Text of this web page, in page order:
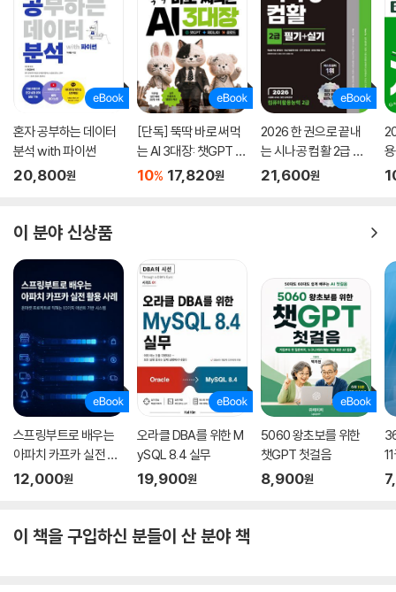
혼자 공부하는 데이터
분석 with 파이썬
20,800원
[단독] 뚝딱 바로 써먹
는 AI 3대장: 챗GPT ·
제미나이 · 클로드
10% 17,820원
2026 한 권으로 끝내
는 시나공 컴활 2급 필
기+실기
21,600원
이 분야 신상품
스프링부트로 배우는
아파치 카프카 실전 활
용 사례
12,000원
오라클 DBA를 위한 M
ySQL 8.4 실무
19,900원
5060 왕초보를 위한
챗GPT 첫걸음
8,900원
기
이 책을 구입하신 분들이 산 분야 책